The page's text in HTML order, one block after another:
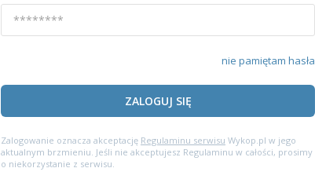
nie pamiętam hasła
ZALOGUJ SIĘ
Zalogowanie oznacza akceptację Regulaminu serwisu Wykop.pl w jego
aktualnym brzmieniu. Jeśli nie akceptujesz Regulaminu w całości, prosimy
o niekorzystanie z serwisu.